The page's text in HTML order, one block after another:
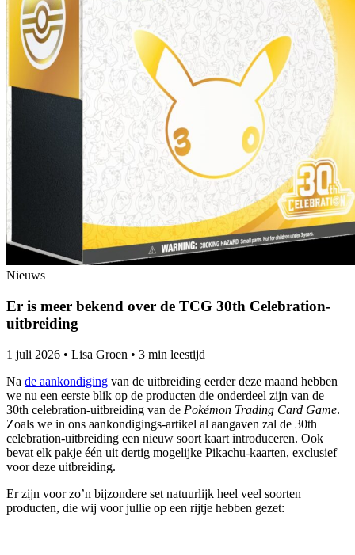
Nieuws
Er is meer bekend over de TCG 30th Celebration-
uitbreiding
1 juli 2026 • Lisa Groen • 3 min leestijd
Na de aankondiging van de uitbreiding eerder deze maand hebben
we nu een eerste blik op de producten die onderdeel zijn van de
30th celebration-uitbreiding van de Pokémon Trading Card Game.
Zoals we in ons aankondigings-artikel al aangaven zal de 30th
celebration-uitbreiding een nieuw soort kaart introduceren. Ook
bevat elk pakje één uit dertig mogelijke Pikachu-kaarten, exclusief
voor deze uitbreiding.
Er zijn voor zo’n bijzondere set natuurlijk heel veel soorten
producten, die wij voor jullie op een rijtje hebben gezet: